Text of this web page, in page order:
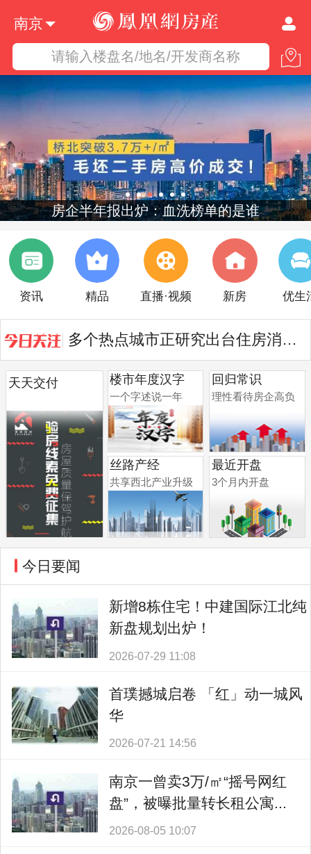
南京
请输入楼盘名/地名/开发商名称
房企半年报出炉：血洗榜单的是谁
资讯 精品 直播·视频 新房 优生
多个热点城市正研究出台住房消费提振举措
天天交付 楼市年度汉字
一个字述说一年
丝路产经
共享西北产业升级
回归常识
理性看待房企高负
最近开盘
3个月内开盘
今日要闻
新增8栋住宅！中建国际江北纯
新盘规划出炉！
2026-07-29 11:08
首璞撼城启卷 「红」动一城风
华
2026-07-21 14:56
南京一曾卖3万/㎡“摇号网红
盘”，被曝批量转长租公寓...
2026-08-05 10:07